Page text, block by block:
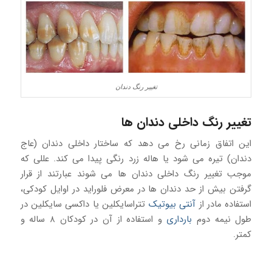
تغییر رنگ دندان
تغییر رنگ داخلی دندان ها
این اتفاق زمانی رخ می دهد که ساختار داخلی دندان (عاج
دندان) تیره می شود یا هاله زرد رنگی پیدا می کند. عللی که
موجب تغییر رنگ داخلی دندان ها می شوند عبارتند از قرار
گرفتن بیش از حد دندان ها در معرض فلوراید در اوایل کودکی،
استفاده مادر از آنتی بیوتیک تتراسایکلین یا داکسی سایکلین در
طول نیمه دوم بارداری
و استفاده از آن در کودکان ۸ ساله و
کمتر.